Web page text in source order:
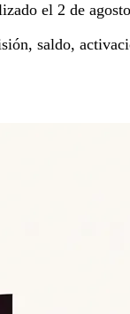
el 2 de
saldo,